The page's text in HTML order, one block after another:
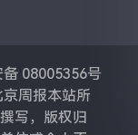
备 08005356号
京周报本站所
写，版权归